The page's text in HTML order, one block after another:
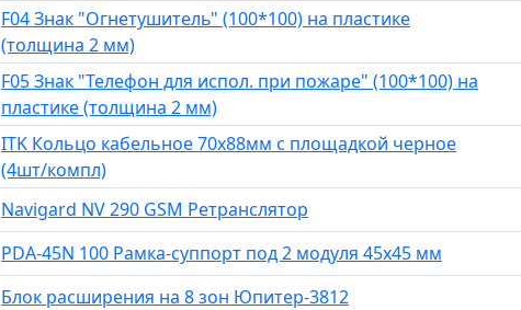
F04 Знак "Огнетушитель" (100*100) на пластике
(толщина 2 мм)
F05 Знак "Телефон для испол. при пожаре" (100*100) на
пластике (толщина 2 мм)
ITK Кольцо кабельное 70x88мм с площадкой черное
(4шт/компл)
Navigard NV 290 GSM Ретранслятор
PDA-45N 100 Рамка-суппорт под 2 модуля 45x45 мм
Блок расширения на 8 зон Юпитер-3812